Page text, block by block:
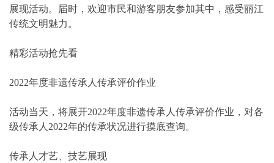
展现活动。届时，欢迎市民和游客朋友参加其中，感受丽江
传统文明魅力。
精彩活动抢先看
2022年度非遗传承人传承评价作业
活动当天，将展开2022年度非遗传承人传承评价作业，对各
级传承人2022年的传承状况进行摸底查询。
传承人才艺、技艺展现